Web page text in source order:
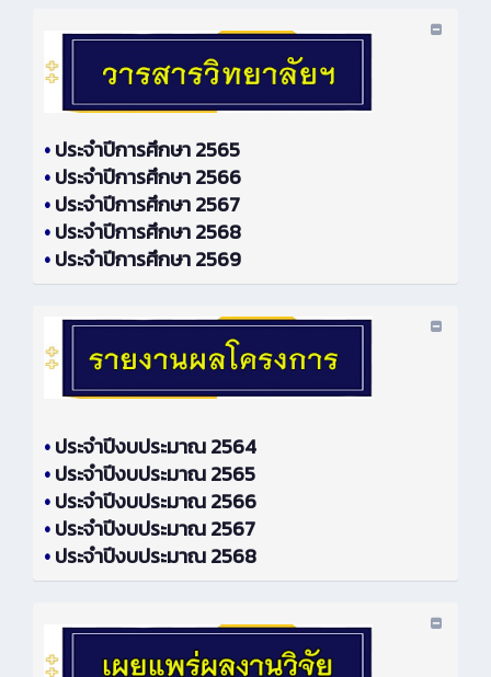
•ประจำปีการศึกษา 2565
•ประจำปีการศึกษา 2566
•ประจำปีการศึกษา 2567
•ประจำปีการศึกษา 2568
•ประจำปีการศึกษา 2569
•ประจำปีงบประมาณ 2564
•ประจำปีงบประมาณ 2565
•ประจำปีงบประมาณ 2566
•ประจำปีงบประมาณ 2567
•ประจำปีงบประมาณ 2568